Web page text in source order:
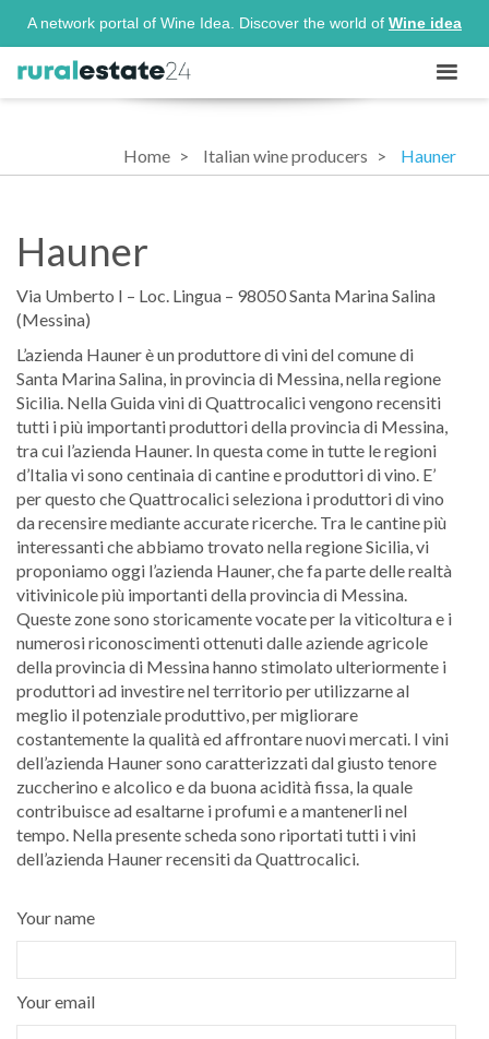
A network portal of Wine Idea. Discover the world of Wine idea
Home Italian wine producers Hauner
Hauner
Via Umberto I – Loc. Lingua – 98050 Santa Marina Salina
(Messina)
L’azienda Hauner è un produttore di vini del comune di
Santa Marina Salina, in provincia di Messina, nella regione
Sicilia. Nella Guida vini di Quattrocalici vengono recensiti
tutti i più importanti produttori della provincia di Messina,
tra cui l’azienda Hauner. In questa come in tutte le regioni
d’Italia vi sono centinaia di cantine e produttori di vino. E’
per questo che Quattrocalici seleziona i produttori di vino
da recensire mediante accurate ricerche. Tra le cantine più
interessanti che abbiamo trovato nella regione Sicilia, vi
proponiamo oggi l’azienda Hauner, che fa parte delle realtà
vitivinicole più importanti della provincia di Messina.
Queste zone sono storicamente vocate per la viticoltura e i
numerosi riconoscimenti ottenuti dalle aziende agricole
della provincia di Messina hanno stimolato ulteriormente i
produttori ad investire nel territorio per utilizzarne al
meglio il potenziale produttivo, per migliorare
costantemente la qualità ed affrontare nuovi mercati. I vini
dell’azienda Hauner sono caratterizzati dal giusto tenore
zuccherino e alcolico e da buona acidità fissa, la quale
contribuisce ad esaltarne i profumi e a mantenerli nel
tempo. Nella presente scheda sono riportati tutti i vini
dell’azienda Hauner recensiti da Quattrocalici.
Your name
Your email